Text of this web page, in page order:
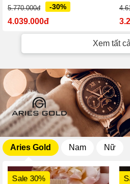
5.770.000đ -30%
4.039.000đ
Xem tất cả
Aries Gold Nam Nữ
Sale 30%